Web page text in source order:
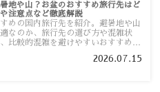
暑地や山？お盆のおすすめ旅行先はど
注意点など徹底解説
めの国内旅行先を紹介。避暑地や山
なのか、旅行先の選び方や混雑状
比較的混雑を避けやすいおすすめス
2026.07.15